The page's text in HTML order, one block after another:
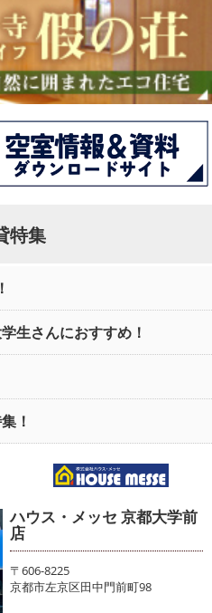
特集
生さんにおすすめ！
！
ハウス・メッセ 京都大学前
店
〒606-8225
京都市左京区田中門前町98